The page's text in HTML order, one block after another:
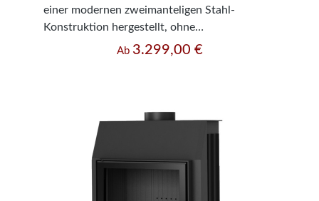
einer modernen zweimanteligen Stahl-
Konstruktion hergestellt, ohne
Dichtungsmaterialien oder Schrauben, alles
Kamineinsatz verfügt über eine Tür mit einer
ergonomischen und belüfteten
Öffnungsgriffstange aus Edelstahl schwarz
lackiert und ist für eine langfristige,
störungsfreie und ökonomische Nutzung
gebaut. Feuerfeste Keramik-Glasscheiben bis
Regulärer Preis:
Ab 3.299,00 €